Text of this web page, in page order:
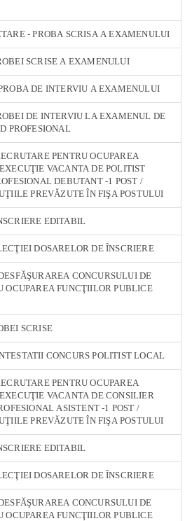
- PROBA SCRISA A EXAMENULUI
SCRISE A EXAMENULUI
DE INTERVIU A EXAMENULUI
DE INTERVIU LA EXAMENUL DE
PROFESIONAL
PENTRU OCUPAREA
VACANTA DE POLITIST
DEBUTANT -1 POST /
PREVĂZUTE ÎN FIŞA POSTULUI
EDITABIL
DOSARELOR DE ÎNSCRIERE
CONCURSULUI DE
OCUPAREA FUNCŢIILOR PUBLICE
SCRISE
CONCURS POLITIST LOCAL
PENTRU OCUPAREA
VACANTA DE CONSILIER
ASISTENT -1 POST /
PREVĂZUTE ÎN FIŞA POSTULUI
EDITABIL
DOSARELOR DE ÎNSCRIERE
CONCURSULUI DE
OCUPAREA FUNCŢIILOR PUBLICE